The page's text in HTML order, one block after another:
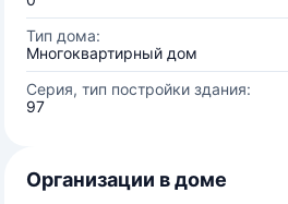
Тип дома:
Многоквартирный дом
Серия, тип постройки здания:
97
Организации в доме